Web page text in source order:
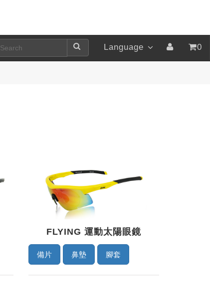
Language 0
FLYING 運動太陽眼鏡
備片 鼻墊 腳套